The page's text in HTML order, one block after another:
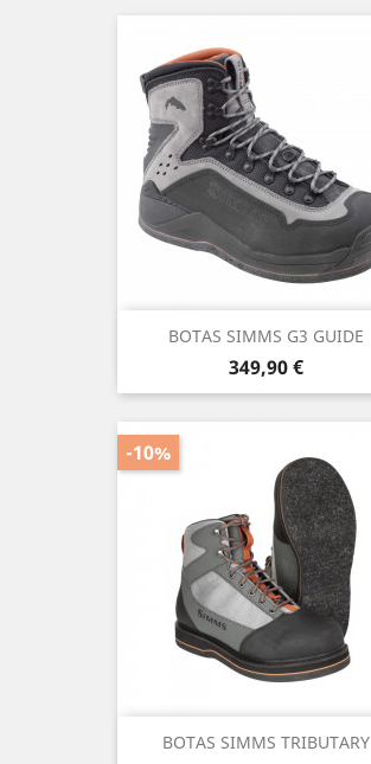
BOTAS SIMMS G3 GUIDE
Precio
349,90 €
BOTAS SIMMS TRIBUTARY
-10%